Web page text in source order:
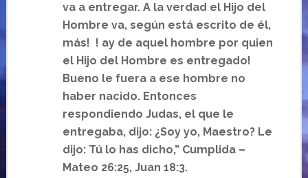
va a entregar. A la verdad el Hijo del
Hombre va, según está escrito de él,
más! ! ay de aquel hombre por quien
el Hijo del Hombre es entregado!
Bueno le fuera a ese hombre no
haber nacido. Entonces
respondiendo Judas, el que le
entregaba, dijo: ¿Soy yo, Maestro? Le
dijo: Tú lo has dicho,” Cumplida –
Mateo 26:25, Juan 18:3.